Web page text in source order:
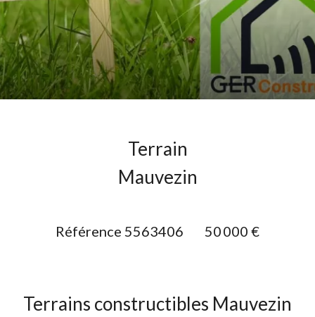
Terrain
Mauvezin
Référence 5563406 50 000 €
Terrains constructibles Mauvezin